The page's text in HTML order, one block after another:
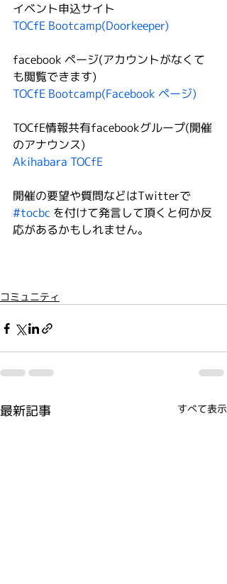
イベント申込サイト
TOCfE Bootcamp(Doorkeeper)
facebook ページ(アカウントがなくて
も閲覧できます)
TOCfE Bootcamp(Facebook ページ)
TOCfE情報共有facebookグループ(開催
のアナウンス)
Akihabara TOCfE
開催の要望や質問などはTwitterで
#tocbc を付けて発言して頂くと何か反
応があるかもしれません。
コミュニティ
最新記事 すべて表示